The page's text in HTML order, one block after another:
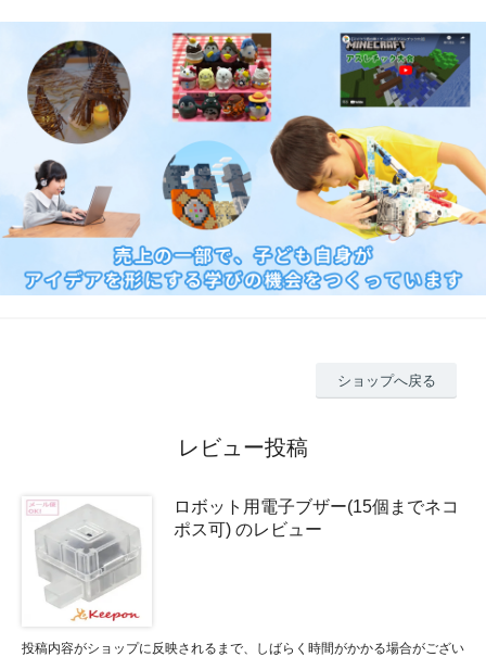
ショップへ戻る
レビュー投稿
ロボット用電子ブザー(15個までネコ
ポス可) のレビュー
投稿内容がショップに反映されるまで、しばらく時間がかかる場合がござい